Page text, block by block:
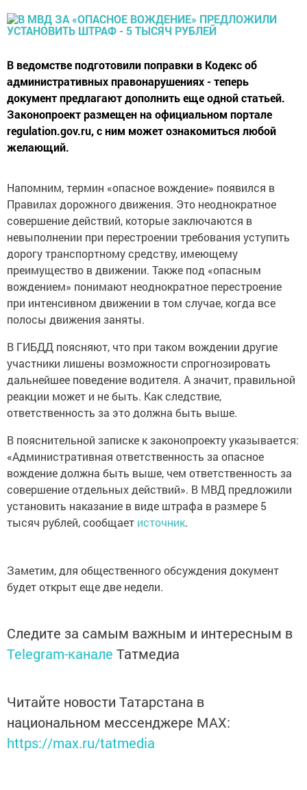
В ведомстве подготовили поправки в Кодекс об
административных правонарушениях - теперь
документ предлагают дополнить еще одной статьей.
Законопроект размещен на официальном портале
regulation.gov.ru, с ним может ознакомиться любой
желающий.
Напомним, термин «опасное вождение» появился в
Правилах дорожного движения. Это неоднократное
совершение действий, которые заключаются в
невыполнении при перестроении требования уступить
дорогу транспортному средству, имеющему
преимущество в движении. Также под «опасным
вождением» понимают неоднократное перестроение
при интенсивном движении в том случае, когда все
полосы движения заняты.
В ГИБДД поясняют, что при таком вождении другие
участники лишены возможности спрогнозировать
дальнейшее поведение водителя. А значит, правильной
реакции может и не быть. Как следствие,
ответственность за это должна быть выше.
В пояснительной записке к законопроекту указывается:
«Административная ответственность за опасное
вождение должна быть выше, чем ответственность за
совершение отдельных действий». В МВД предложили
установить наказание в виде штрафа в размере 5
тысяч рублей, сообщает источник.
Заметим, для общественного обсуждения документ
будет открыт еще две недели.
Следите за самым важным и интересным в
Telegram-канале Татмедиа
Читайте новости Татарстана в
национальном мессенджере MАХ:
https://max.ru/tatmedia